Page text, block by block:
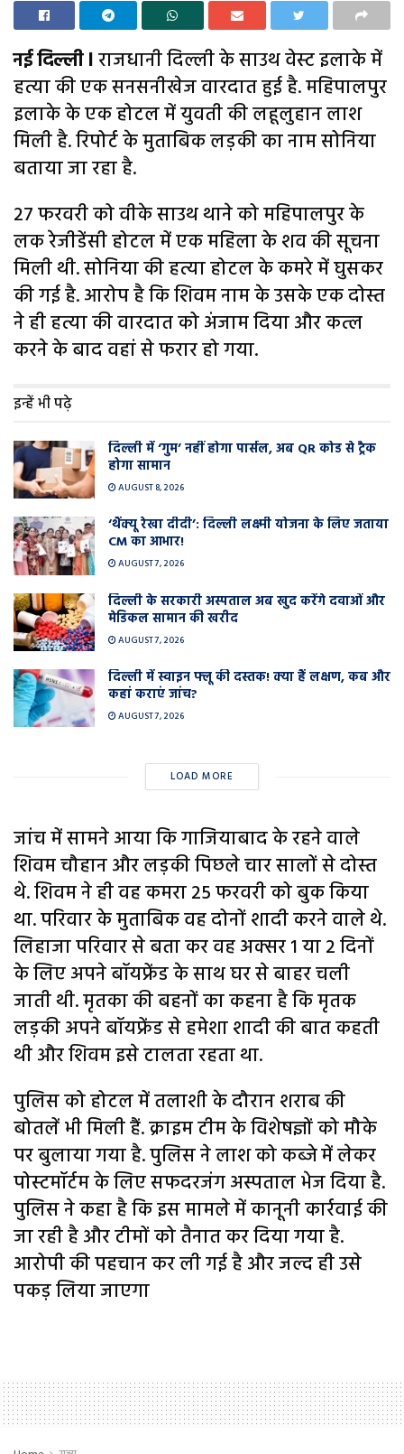
नई दिल्ली lराजधानी दिल्ली के साउथ वेस्ट इलाके में
हत्या की एक सनसनीखेज वारदात हुई है. महिपालपुर
इलाके के एक होटल में युवती की लहूलुहान लाश
मिली है. रिपोर्ट के मुताबिक लड़की का नाम सोनिया
बताया जा रहा है.
27 फरवरी को वीके साउथ थाने को महिपालपुर के
लक रेजीडेंसी होटल में एक महिला के शव की सूचना
मिली थी. सोनिया की हत्या होटल के कमरे में घुसकर
की गई है. आरोप है कि शिवम नाम के उसके एक दोस्त
ने ही हत्या की वारदात को अंजाम दिया और कत्ल
करने के बाद वहां से फरार हो गया.
इन्हें भी पढ़े
दिल्ली में ‘गुम’ नहीं होगा पार्सल, अब QR कोड से ट्रैक
होगा सामान
AUGUST 8, 2026
‘थैंक्यू रेखा दीदी’: दिल्ली लक्ष्मी योजना के लिए जताया
CM का आभार!
AUGUST 7, 2026
दिल्ली के सरकारी अस्पताल अब खुद करेंगे दवाओं और
मेडिकल सामान की खरीद
AUGUST 7, 2026
दिल्ली में स्वाइन फ्लू की दस्तक! क्या हैं लक्षण, कब और
कहां कराएं जांच?
AUGUST 7, 2026
LOAD MORE
जांच में सामने आया कि गाजियाबाद के रहने वाले
शिवम चौहान और लड़की पिछले चार सालों से दोस्त
थे. शिवम ने ही वह कमरा 25 फरवरी को बुक किया
था. परिवार के मुताबिक वह दोनों शादी करने वाले थे.
लिहाजा परिवार से बता कर वह अक्सर 1 या 2 दिनों
के लिए अपने बॉयफ्रेंड के साथ घर से बाहर चली
जाती थी. मृतका की बहनों का कहना है कि मृतक
लड़की अपने बॉयफ्रेंड से हमेशा शादी की बात कहती
थी और शिवम इसे टालता रहता था.
पुलिस को होटल में तलाशी के दौरान शराब की
बोतलें भी मिली हैं. क्राइम टीम के विशेषज्ञों को मौके
पर बुलाया गया है. पुलिस ने लाश को कब्जे में लेकर
पोस्टमॉर्टम के लिए सफदरजंग अस्पताल भेज दिया है.
पुलिस ने कहा है कि इस मामले में कानूनी कार्रवाई की
जा रही है और टीमों को तैनात कर दिया गया है.
आरोपी की पहचान कर ली गई है और जल्द ही उसे
पकड़ लिया जाएगा